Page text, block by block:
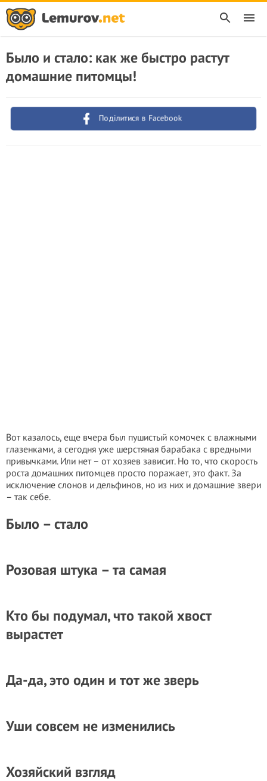
Было и стало: как же быстро растут
домашние питомцы!
Поділитися в Facebook
Вот казалось, еще вчера был пушистый комочек с влажными
глазенками, а сегодня уже шерстяная барабака с вредными
привычками. Или нет – от хозяев зависит. Но то, что скорость
роста домашних питомцев просто поражает, это факт. За
исключение слонов и дельфинов, но из них и домашние звери
– так себе.
Было – стало
Розовая штука – та самая
Кто бы подумал, что такой хвост
вырастет
Да-да, это один и тот же зверь
Уши совсем не изменились
Хозяйский взгляд